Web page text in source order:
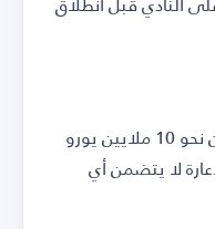
ووفقًا للتقارير، سيوفر رحيل دوران نحو 10 ملايين يورو
لا يتضمن أي